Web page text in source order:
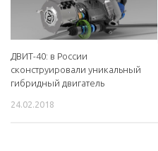
ДВИТ-40: в России
сконструировали уникальный
гибридный двигатель
24.02.2018